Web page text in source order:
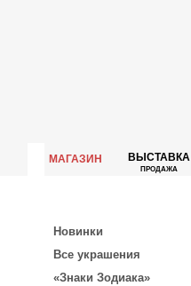
МАГАЗИН ВЫСТАВКА
ПРОДАЖА
Новинки
Все украшения
«Знаки Зодиака»